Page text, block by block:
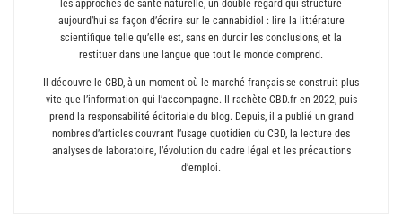
les approches de santé naturelle, un double regard qui structure
aujourd’hui sa façon d’écrire sur le cannabidiol : lire la littérature
scientifique telle qu’elle est, sans en durcir les conclusions, et la
restituer dans une langue que tout le monde comprend.
Il découvre le CBD, à un moment où le marché français se construit plus
vite que l’information qui l’accompagne. Il rachète CBD.fr en 2022, puis
prend la responsabilité éditoriale du blog. Depuis, il a publié un grand
nombres d’articles couvrant l’usage quotidien du CBD, la lecture des
analyses de laboratoire, l’évolution du cadre légal et les précautions
d’emploi.